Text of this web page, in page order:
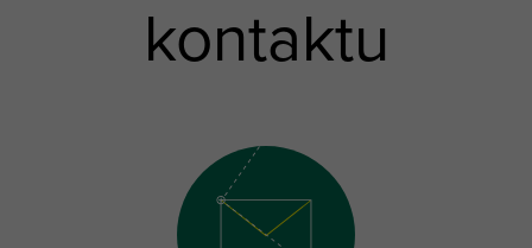
kontaktu